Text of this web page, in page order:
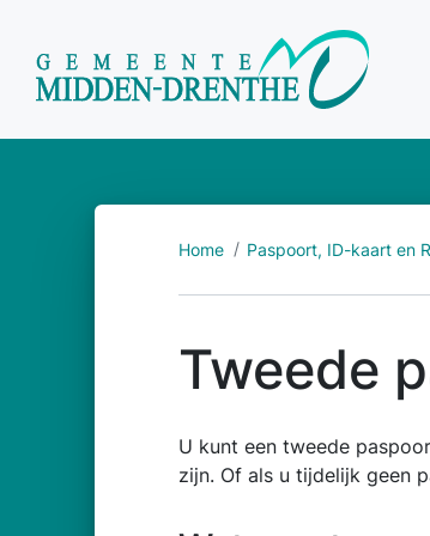
Home Paspoort, ID-kaart en
Tweede
U kunt een tweede
zijn. Of als u tijdelijk geen